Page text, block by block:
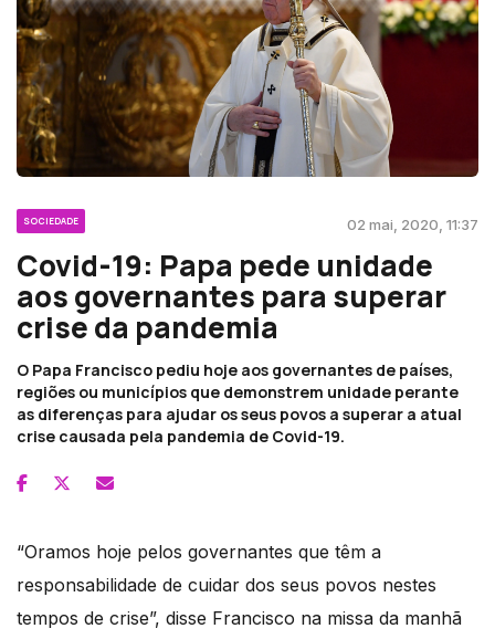
SOCIEDADE 02 mai, 2020, 11:37
Covid-19: Papa pede unidade
aos governantes para superar
crise da pandemia
O Papa Francisco pediu hoje aos governantes de países,
regiões ou municípios que demonstrem unidade perante
as diferenças para ajudar os seus povos a superar a atual
crise causada pela pandemia de Covid-19.
“Oramos hoje pelos governantes que têm a
responsabilidade de cuidar dos seus povos nestes
tempos de crise”, disse Francisco na missa da manhã